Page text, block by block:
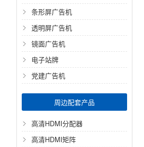
条形屏广告机
透明屏广告机
镜面广告机
电子站牌
党建广告机
周边配套产品
高清HDMI分配器
高清HDMI矩阵